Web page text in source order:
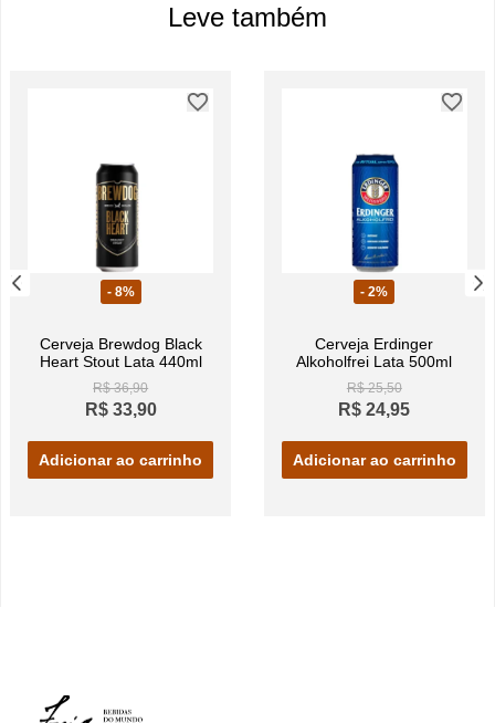
Leve também
- 8%
Cerveja Brewdog Black
Heart Stout Lata 440ml
R$ 36,90
R$ 33,90
Adicionar ao carrinho
- 2%
Cerveja Erdinger
Alkoholfrei Lata 500ml
R$ 25,50
R$ 24,95
Adicionar ao carrinho